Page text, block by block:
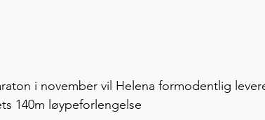
i november vil Helena formodentlig
140m løypeforlengelse